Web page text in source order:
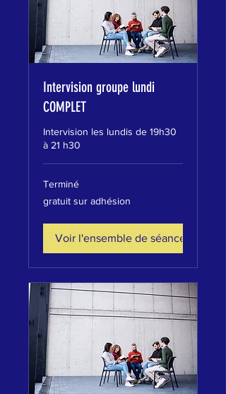
Intervision groupe lundi
COMPLET
Intervision les lundis de 19h30
à 21 h30
Terminé
sur
gratuit sur adhésion
Voir l'ensemble de séances